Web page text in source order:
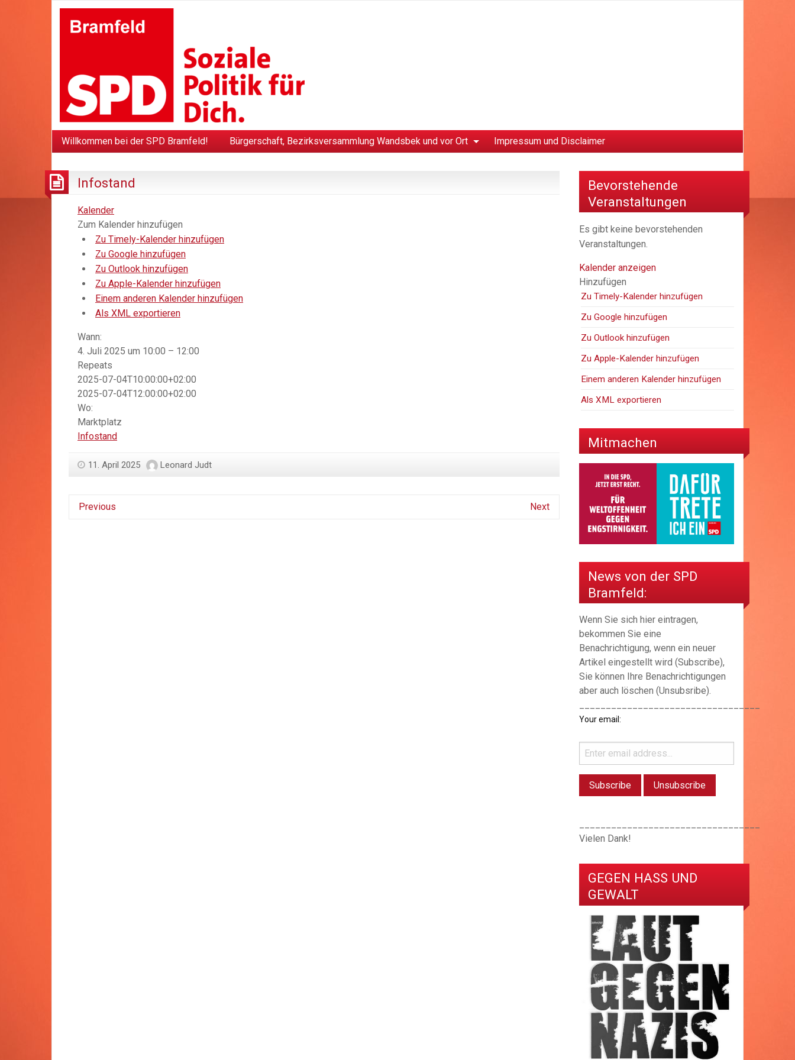
Willkommen bei der SPD Bramfeld! Bürgerschaft, Bezirksversammlung Wandsbek und vor Ort Impressum und Disclaimer
Infostand
Kalender
Zum Kalender hinzufügen
Zu Timely-Kalender hinzufügen
Zu Google hinzufügen
Zu Outlook hinzufügen
Zu Apple-Kalender hinzufügen
Einem anderen Kalender hinzufügen
Als XML exportieren
Wann:
4. Juli 2025 um 10:00 – 12:00
Repeats
2025-07-04T10:00:00+02:00
2025-07-04T12:00:00+02:00
Wo:
Marktplatz
Infostand
11. April 2025 Leonard Judt
Previous Next
Bevorstehende
Veranstaltungen
Es gibt keine bevorstehenden
Veranstaltungen.
Kalender anzeigen
Hinzufügen
Zu Timely-Kalender hinzufügen
Zu Google hinzufügen
Zu Outlook hinzufügen
Zu Apple-Kalender hinzufügen
Einem anderen Kalender hinzufügen
Als XML exportieren
Mitmachen
News von der SPD
Bramfeld:
Wenn Sie sich hier eintragen,
bekommen Sie eine
Benachrichtigung, wenn ein neuer
Artikel eingestellt wird (Subscribe),
Sie können Ihre Benachrichtigungen
aber auch löschen (Unsubsribe).
Your email:
Vielen Dank!
GEGEN HASS UND
GEWALT